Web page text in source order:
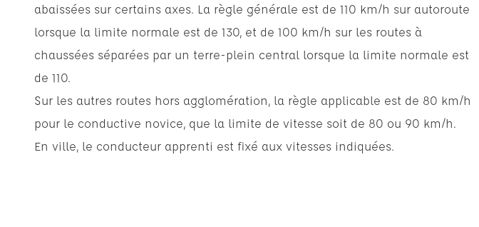
abaissées sur certains axes. La règle générale est de 110 km/h sur autoroute
lorsque la limite normale est de 130, et de 100 km/h sur les routes à
chaussées séparées par un terre-plein central lorsque la limite normale est
de 110.
Sur les autres routes hors agglomération, la règle applicable est de 80 km/h
pour le conductive novice, que la limite de vitesse soit de 80 ou 90 km/h.
En ville, le conducteur apprenti est fixé aux vitesses indiquées.